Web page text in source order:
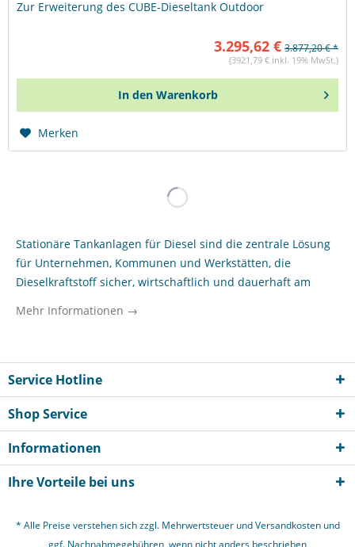
Zur Erweiterung des CUBE-Dieseltank Outdoor
3.295,62 € 3.877,20 € *
(3921,79 € inkl. 19% MwSt.)
In den Warenkorb
Merken
Stationäre Tankanlagen für Diesel sind die zentrale Lösung
für Unternehmen, Kommunen und Werkstätten, die
Dieselkraftstoff sicher, wirtschaftlich und dauerhaft am
für Bauunternehmen, landwirtschaftliche Betriebe,
kommunale Bauhöfe sowie Werkstätten mit eigenem
Maschinen- und Fahrzeugbestand ist eine fest installierte
Dieseltankanlage ein wichtiger Baustein für effiziente
Abläufe. Im Tankanlagen-Profishop finden
Einsatzbedingungen – von kompakten Lösungen für
erweitertem Funktionsumfang. Entscheidend sind dabei
Mehr Informationen →
Service Hotline
Shop Service
Informationen
Ihre Vorteile bei uns
* Alle Preise verstehen sich zzgl. Mehrwertsteuer undVersandkostenund
ggf. Nachnahmegebühren, wenn nicht anders beschrieben